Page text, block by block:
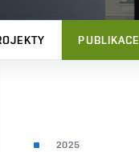
PUBLIKACE
2025